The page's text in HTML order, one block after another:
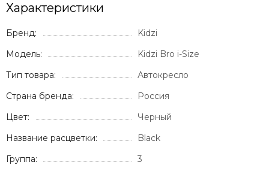
Характеристики
Бренд:
Kidzi
Модель:
Kidzi Bro i-Size
Тип товара:
Автокресло
Страна бренда:
Россия
Цвет:
Черный
Название расцветки:
Black
Группа:
3